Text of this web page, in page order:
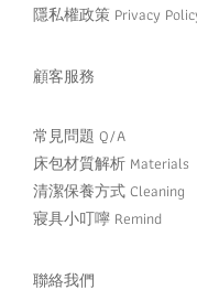
隱私權政策 Privacy
顧客服務
常見問題 Q/A
床包材質解析 Materials
清潔保養方式 Cleaning
寢具小叮嚀 Remind
聯絡我們